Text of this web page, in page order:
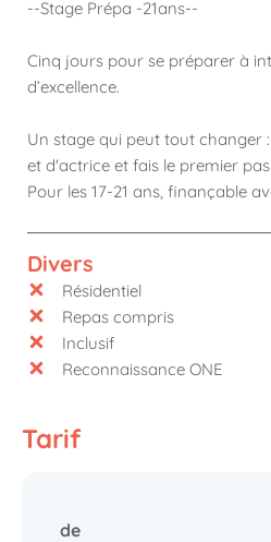
--Stage Prépa -21ans--
Cinq jours pour se préparer à
d’excellence.
Un stage qui peut tout changer
et d'actrice et fais le premier
Pour les 17-21 ans, finançable
Divers
Résidentiel
Repas compris
Inclusif
Reconnaissance ONE
Tarif
de